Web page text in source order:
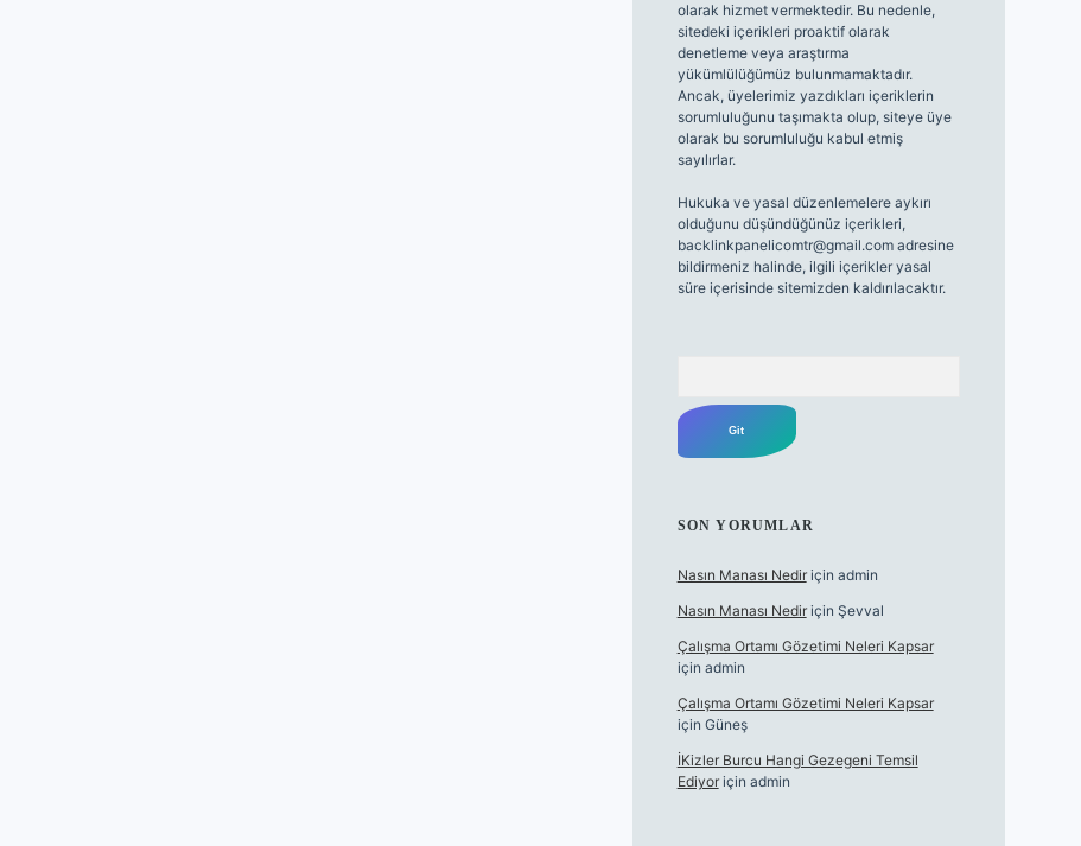
olarak hizmet vermektedir. Bu nedenle,
sitedeki içerikleri proaktif olarak
denetleme veya araştırma
yükümlülüğümüz bulunmamaktadır.
Ancak, üyelerimiz yazdıkları içeriklerin
sorumluluğunu taşımakta olup, siteye üye
olarak bu sorumluluğu kabul etmiş
sayılırlar.
Hukuka ve yasal düzenlemelere aykırı
olduğunu düşündüğünüz içerikleri,
backlinkpanelicomtr@gmail.comadresine
bildirmeniz halinde, ilgili içerikler yasal
süre içerisinde sitemizden kaldırılacaktır.
SON YORUMLAR
Nasın Manası Nediriçin admin
Nasın Manası Nediriçin Şevval
Çalışma Ortamı Gözetimi Neleri Kapsar
için admin
Çalışma Ortamı Gözetimi Neleri Kapsar
için Güneş
İKizler Burcu Hangi Gezegeni Temsil
Ediyoriçin admin